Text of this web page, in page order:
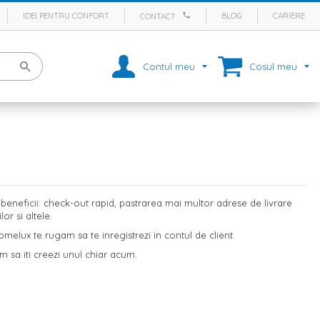
IDEI PENTRU CONFORT CONTACT BLOG CARIERE
Contul meu Cosul meu
check-out rapid, pastrarea mai multor adrese de livrare
si altele.
te rugam sa te inregistrezi in contul de client.
sa iti creezi unul chiar acum.